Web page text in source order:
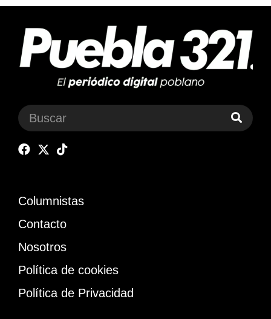
Columnistas
Contacto
Nosotros
Política de cookies
Política de Privacidad